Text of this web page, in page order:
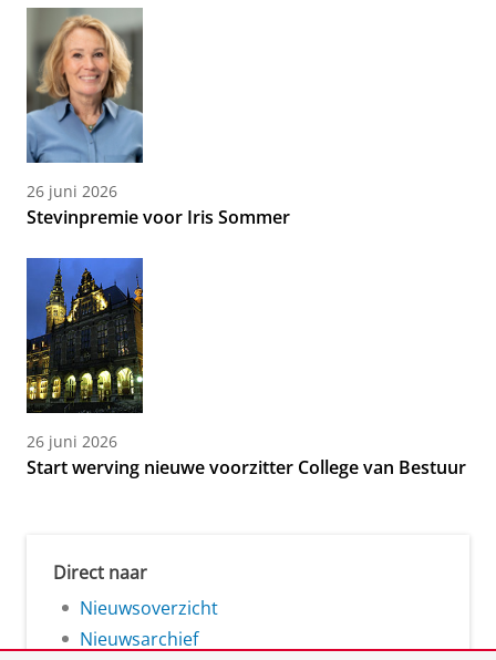
26 juni 2026
Stevinpremie voor Iris Sommer
26 juni 2026
Start werving nieuwe voorzitter College van Bestuur
Direct naar
Nieuwsoverzicht
Nieuwsarchief